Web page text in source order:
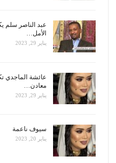
عبد الناصر سلم
الأمل…
يناير 29, 2023
عائشة
معادن…
يناير 29, 2023
سيوف ناعمة
يناير 20, 2023